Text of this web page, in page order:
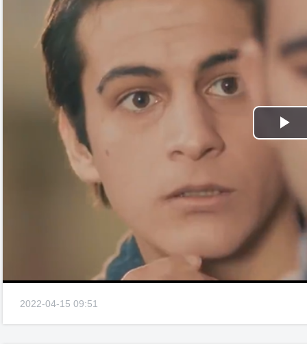
2022-04-15 09:51